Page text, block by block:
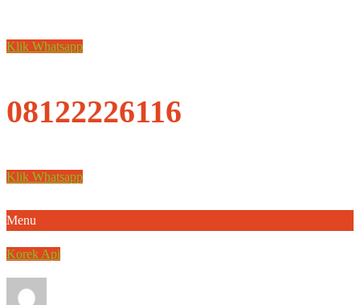
Klik Whatsapp
08122226116
Klik Whatsapp
Menu
Korek Api